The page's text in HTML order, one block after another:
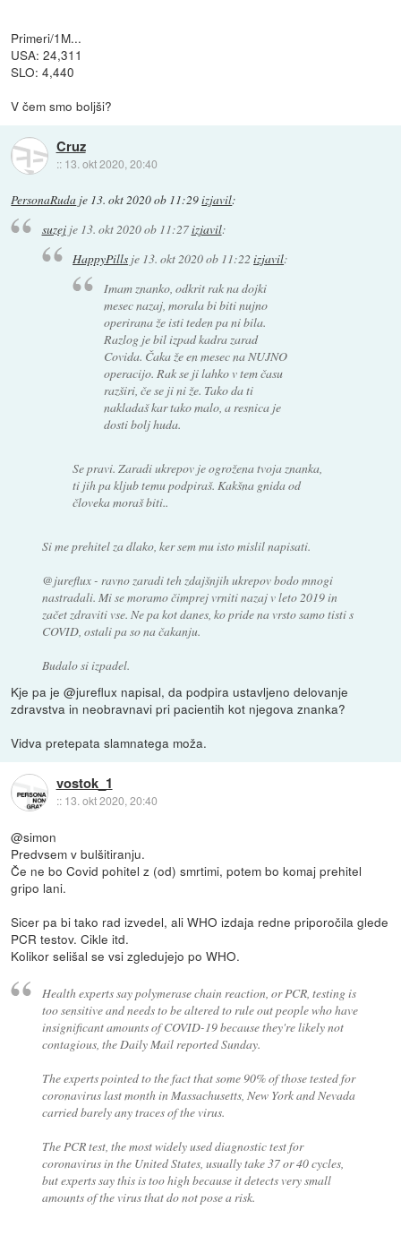
Primeri/1M...
USA: 24,311
SLO: 4,440
V čem smo boljši?
Cruz
:: 13. okt 2020, 20:40
PersonaRuda je 13. okt 2020 ob 11:29izjavil:
suzejje 13. okt 2020 ob 11:27izjavil:
HappyPills je 13. okt 2020 ob 11:22izjavil:
Imam znanko, odkrit rak na dojki
mesec nazaj, morala bi biti nujno
operirana že isti teden pa ni bila.
Razlog je bil izpad kadra zarad
Covida. Čaka že en mesec na NUJNO
operacijo. Rak se ji lahko v tem času
razširi, če se ji ni že. Tako da ti
nakladaš kar tako malo, a resnica je
dosti bolj huda.
Se pravi. Zaradi ukrepov je ogrožena tvoja znanka,
ti jih pa kljub temu podpiraš. Kakšna gnida od
človeka moraš biti..
Si me prehitel za dlako, ker sem mu isto mislil napisati.
@jureflux - ravno zaradi teh zdajšnjih ukrepov bodo mnogi
nastradali. Mi se moramo čimprej vrniti nazaj v leto 2019 in
začet zdraviti vse. Ne pa kot danes, ko pride na vrsto samo tisti s
COVID, ostali pa so na čakanju.
Budalo si izpadel.
Kje pa je @jureflux napisal, da podpira ustavljeno delovanje
zdravstva in neobravnavi pri pacientih kot njegova znanka?
Vidva pretepata slamnatega moža.
vostok_1
:: 13. okt 2020, 20:40
@simon
Predvsem v bulšitiranju.
Če ne bo Covid pohitel z (od) smrtimi, potem bo komaj prehitel
gripo lani.
Sicer pa bi tako rad izvedel, ali WHO izdaja redne priporočila glede
PCR testov. Cikle itd.
Kolikor selišal se vsi zgledujejo po WHO.
Health experts say polymerase chain reaction, or PCR, testing is
too sensitive and needs to be altered to rule out people who have
insignificant amounts of COVID-19 because they're likely not
contagious, the Daily Mail reported Sunday.
The experts pointed to the fact that some 90% of those tested for
coronavirus last month in Massachusetts, New York and Nevada
carried barely any traces of the virus.
The PCR test, the most widely used diagnostic test for
coronavirus in the United States, usually take 37 or 40 cycles,
but experts say this is too high because it detects very small
amounts of the virus that do not pose a risk.